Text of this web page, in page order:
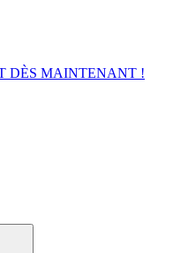
DÈS MAINTENANT !